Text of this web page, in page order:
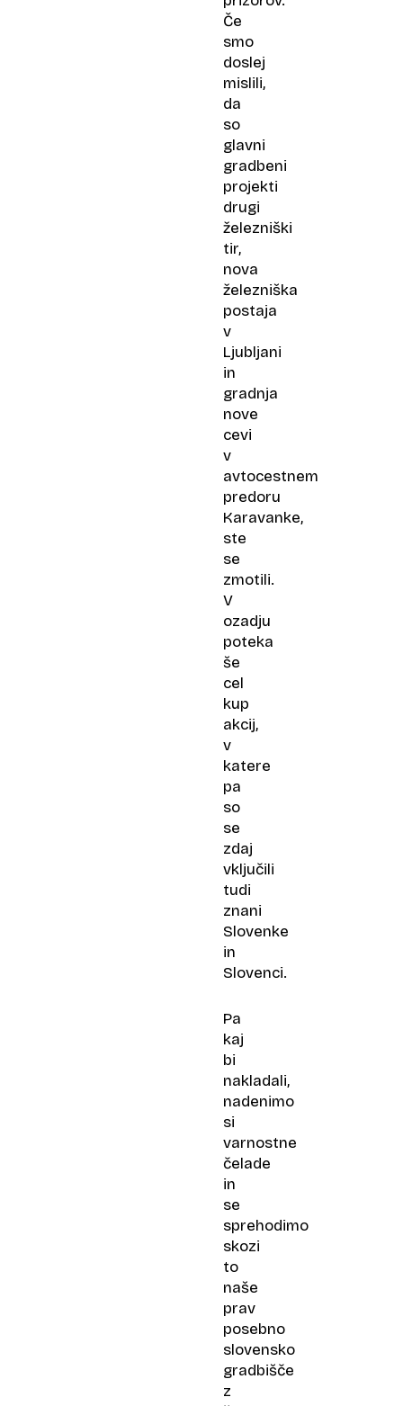
Če
smo
doslej
mislili,
da
so
glavni
gradbeni
projekti
drugi
železniški
tir,
nova
železniška
postaja
v
Ljubljani
in
gradnja
nove
cevi
v
avtocestnem
predoru
Karavanke,
ste
se
zmotili.
V
ozadju
poteka
še
cel
kup
akcij,
v
katere
pa
so
se
zdaj
vključili
tudi
znani
Slovenke
in
Slovenci.
Pa
kaj
bi
nakladali,
nadenimo
si
varnostne
čelade
in
se
sprehodimo
skozi
to
naše
prav
posebno
slovensko
gradbišče
z